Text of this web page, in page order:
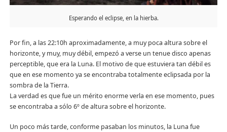
Esperando el eclipse, en la hierba.
Por fin, a las 22:10h aproximadamente, a muy poca altura sobre el
horizonte, y muy, muy débil, empezó a verse un tenue disco apenas
perceptible, que era la Luna. El motivo de que estuviera tan débil es
que en ese momento ya se encontraba totalmente eclipsada por la
sombra de la Tierra.
La verdad es que fue un mérito enorme verla en ese momento, pues
se encontraba a sólo 6º de altura sobre el horizonte.
Un poco más tarde, conforme pasaban los minutos, la Luna fue